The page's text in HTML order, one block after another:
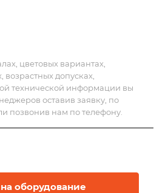
цветовых вариантах,
допусках,
технической информации вы
оставив заявку, по
позвонив нам по телефону.
оборудование